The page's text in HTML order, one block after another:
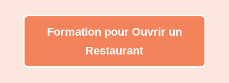
Formation pour Ouvrir un
Restaurant